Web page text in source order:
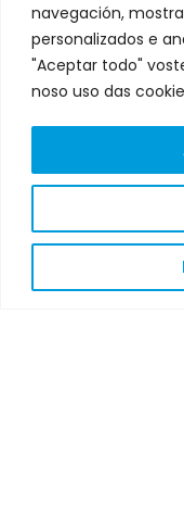
navegación,
personalizados e
"Aceptar todo"
noso uso das